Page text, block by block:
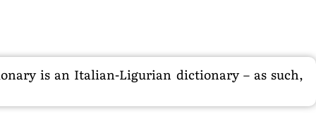
is an Italian-Ligurian dictionary – as such,